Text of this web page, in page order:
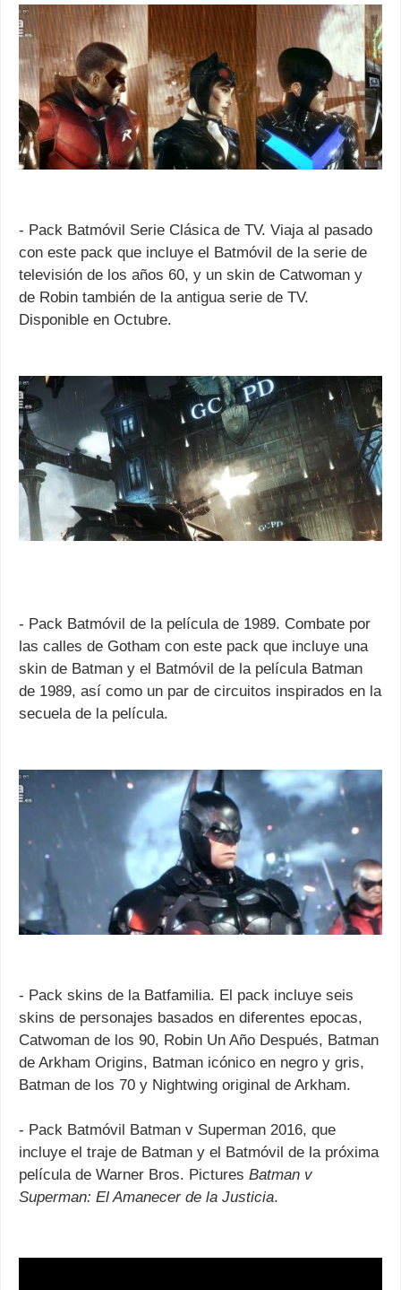
- Pack Batmóvil Serie Clásica de TV. Viaja al pasado
con este pack que incluye el Batmóvil de la serie de
televisión de los años 60, y un skin de Catwoman y
de Robin también de la antigua serie de TV.
Disponible en Octubre.
- Pack Batmóvil de la película de 1989. Combate por
las calles de Gotham con este pack que incluye una
skin de Batman y el Batmóvil de la película Batman
de 1989, así como un par de circuitos inspirados en la
secuela de la película.
- Pack skins de la Batfamilia. El pack incluye seis
skins de personajes basados en diferentes epocas,
Catwoman de los 90, Robin Un Año Después, Batman
de Arkham Origins, Batman icónico en negro y gris,
Batman de los 70 y Nightwing original de Arkham.
- Pack Batmóvil Batman v Superman 2016, que
incluye el traje de Batman y el Batmóvil de la próxima
película de Warner Bros. Pictures Batman v
Superman: El Amanecer de la Justicia.